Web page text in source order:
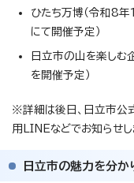
ひたち万博（令和8
にて開催予定）
日立市の山を楽しむ
を開催予定）
※詳細は後日、日立市公式
用LINEなどでお知らせし
日立市の魅力を分か